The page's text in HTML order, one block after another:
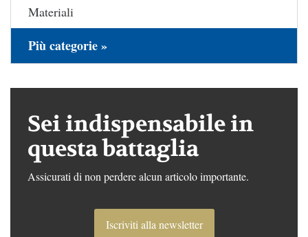
Materiali
Più categorie »
Sei indispensabile in
questa battaglia
Assicurati di non perdere alcun articolo importante.
Iscriviti alla newsletter